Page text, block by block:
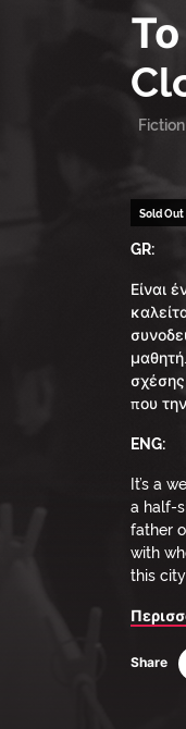
Sold Out
GR:
Είναι
που
ENG:
It’s a
a half-
father
with
this
Share